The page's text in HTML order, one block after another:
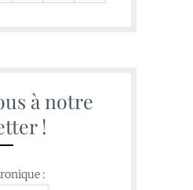
à notre
!
: